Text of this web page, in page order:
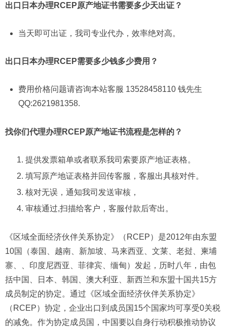
出口日本办理RCEP原产地证书需要多少天出证？
当天即可出证，我司专业代办，效率绝对高。
出口日本办理RCEP需要多少钱多少费用？
费用价格问题请咨询本站客服 13528458110 钱先生
QQ:2621981358.
找你们代理办理RCEP原产地证书流程是怎样的？
提供发票箱单或者联系我司索要原产地证表格。
填写原产地证表格并回传客服，客服出具核对件。
核对无误，通知我司发送审核，
审核通过,扫描给客户，客服付款后寄出。
《区域全面经济伙伴关系协定》（RCEP）是2012年由东盟
10国（泰国、越南、新加坡、马来西亚、文莱、老挝、柬埔
寨、、印度尼西亚、菲律宾、缅甸）发起，历时八年，由包
括中国、日本、韩国、澳大利亚、新西兰和东盟十国共15方
成员制定的协定。通过《区域全面经济伙伴关系协定》
（RCEP）协定，企业出口到成员国15个国家均可享受0关税
的减免。作为协定成员国，中国要以自身行动积极推动协议